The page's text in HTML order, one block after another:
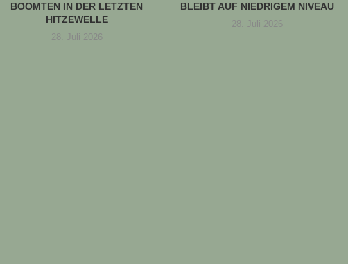
BOOMTEN IN DER LETZTEN
HITZEWELLE
28. Juli 2026
BLEIBT AUF NIEDRIGEM NIVEAU
28. Juli 2026